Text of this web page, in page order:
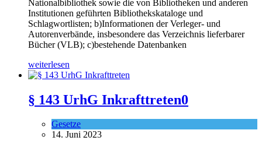
Nationalbibliothek sowie die von Bibliotheken und anderen
Institutionen geführten Bibliothekskataloge und
Schlagwortlisten; b)Informationen der Verleger- und
Autorenverbände, insbesondere das Verzeichnis lieferbarer
Bücher (VLB); c)bestehende Datenbanken
weiterlesen
§ 143 UrhG Inkrafttreten0
Gesetze
14. Juni 2023